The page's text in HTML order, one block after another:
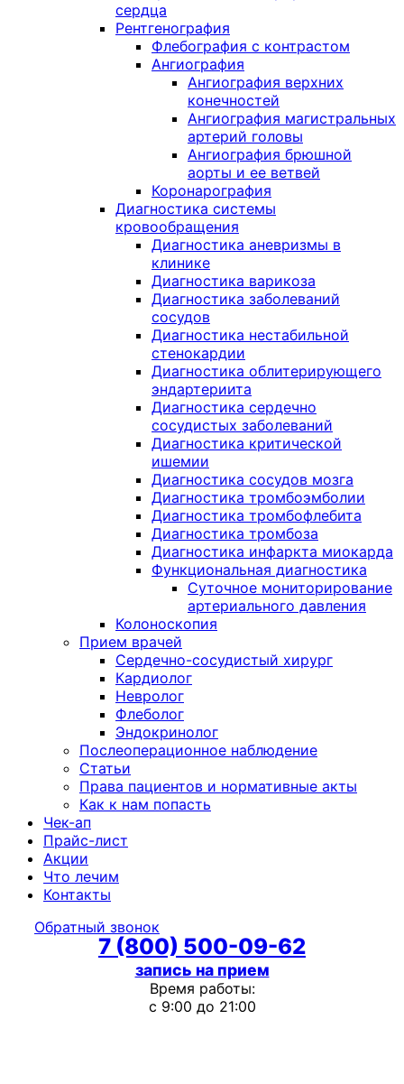
сердца
Рентгенография
Флебография с контрастом
Ангиография
Ангиография верхних
конечностей
Ангиография магистральных
артерий головы
Ангиография брюшной
аорты и ее ветвей
Коронарография
Диагностика системы
кровообращения
Диагностика аневризмы в
клинике
Диагностика варикоза
Диагностика заболеваний
сосудов
Диагностика нестабильной
стенокардии
Диагностика облитерирующего
эндартериита
Диагностика сердечно
сосудистых заболеваний
Диагностика критической
ишемии
Диагностика сосудов мозга
Диагностика тромбоэмболии
Диагностика тромбофлебита
Диагностика тромбоза
Диагностика инфаркта миокарда
Функциональная диагностика
Суточное мониторирование
артериального давления
Колоноскопия
Прием врачей
Сердечно-сосудистый хирург
Кардиолог
Невролог
Флеболог
Эндокринолог
Послеоперационное наблюдение
Статьи
Права пациентов и нормативные акты
Как к нам попасть
Чек-ап
Прайс-лист
Акции
Что лечим
Контакты
Обратный звонок
7 (800) 500-09-62
запись на прием
Время работы:
с 9:00 до 21:00